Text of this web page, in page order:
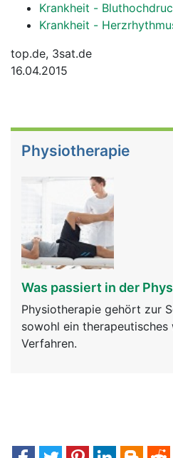
Krankheit -
Krankheit -
top.de, 3sat.de
16.04.2015
Physiotherapie
Was passiert in der
Physiotherapie gehört zur
sowohl ein
Verfahren.